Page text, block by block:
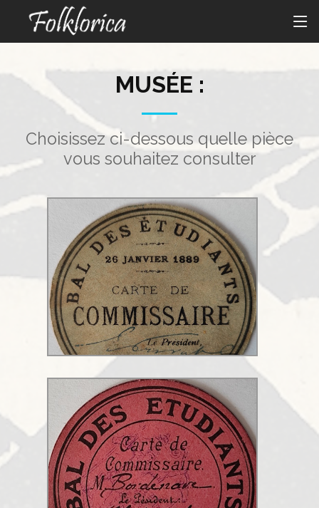
MUSÉE :
Choisissez ci-dessous quelle pièce
vous souhaitez consulter